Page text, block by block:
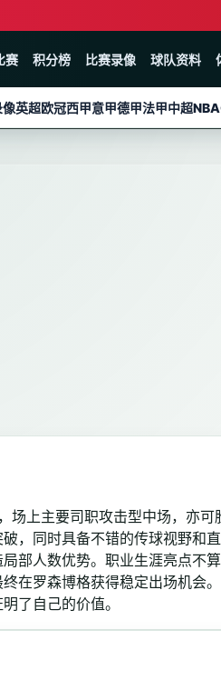
赛 积分榜 比赛录像 球队资料
像英超欧冠西甲意甲德甲法甲中超NBA
场上主要司职攻击型中场，亦
，同时具备不错的传球视野和
部人数优势。职业生涯亮点不
在罗森博格获得稳定出场机会
了自己的价值。